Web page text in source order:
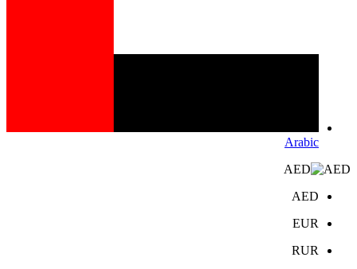
Arabic
AED
AED
EUR
RUR